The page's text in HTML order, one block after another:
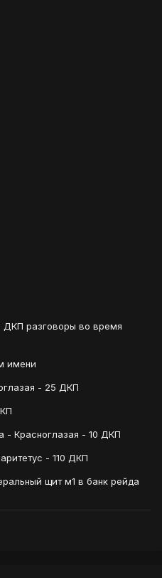
ДКП разговоры во время
имени
- 25 ДКП
- Красноглазая - 10 ДКП
- 110 ДКП
щит м1 в банк рейда